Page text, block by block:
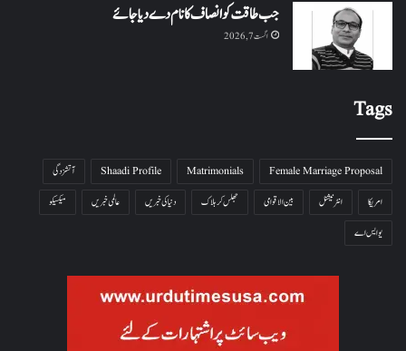
جب طاقت کو انصاف کا نام دے دیا جائے
اگست 7, 2026
Tags
Female Marriage Proposal
Matrimonials
Shaadi Profile
آتشزدگی
امریکا
انٹرنیشنل بین الاقوامی جھلس کر ہلاک دنیا کی خبریں عالمی خبریں
میکسیکو
یو ایس اے